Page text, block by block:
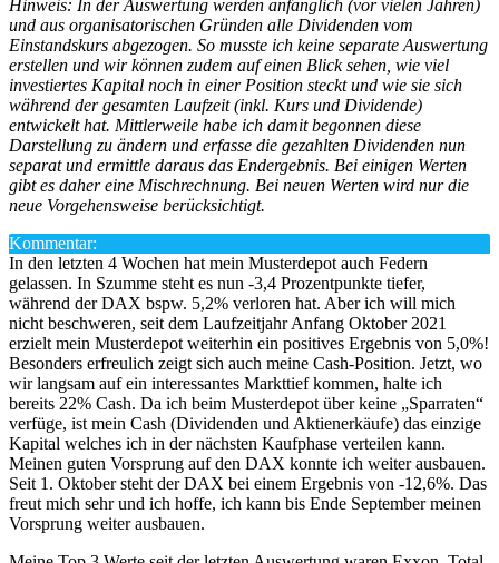
Hinweis: In der Auswertung werden anfänglich (vor vielen Jahren)
und aus organisatorischen Gründen alle Dividenden vom
Einstandskurs abgezogen. So musste ich keine separate Auswertung
erstellen und wir können zudem auf einen Blick sehen, wie viel
investiertes Kapital noch in einer Position steckt und wie sie sich
während der gesamten Laufzeit(inkl. Kurs und Dividende)
entwickelt hat. Mittlerweile habe ich damit begonnen diese
Darstellung zu ändern und erfasse die gezahlten Dividenden nun
separat und ermittle daraus das Endergebnis. Bei einigen Werten
gibt es daher eine Mischrechnung. Bei neuen Werten wird nur die
neue Vorgehensweise berücksichtigt.
Kommentar:
In den letzten 4 Wochen hat mein Musterdepot auch Federn
gelassen. In Szumme steht es nun -3,4 Prozentpunkte tiefer,
während der DAX bspw. 5,2% verloren hat. Aber ich will mich
nicht beschweren, seit dem Laufzeitjahr Anfang Oktober 2021
erzielt mein Musterdepot weiterhin ein positives Ergebnis von 5,0%!
Besonders erfreulich zeigt sich auch meine Cash-Position. Jetzt, wo
wir langsam auf ein interessantes Markttief kommen, halte ich
bereits 22% Cash. Da ich beim Musterdepot über keine „Sparraten“
verfüge, ist mein Cash (Dividenden und Aktienerkäufe) das einzige
Kapital welches ich in der nächsten Kaufphase verteilen kann.
Meinen guten Vorsprung auf den DAX konnte ich weiter ausbauen.
Seit 1. Oktober steht der DAX bei einem Ergebnis von -12,6%. Das
freut mich sehr und ich hoffe, ich kann bis Ende September meinen
Vorsprung weiter ausbauen.